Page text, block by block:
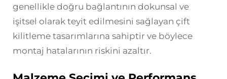
genellikle doğru bağlantının dokunsal ve
işitsel olarak teyit edilmesini sağlayan çift
kilitleme tasarımlarına sahiptir ve böylece
montaj hatalarının riskini azaltır.